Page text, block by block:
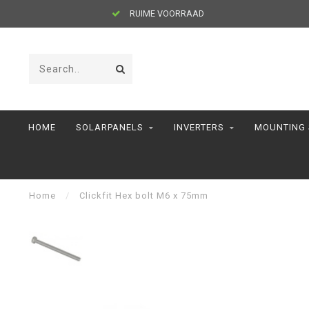
RUIME VOORRAAD
HOME SOLARPANELS INVERTERS MOUNTING
Home / Clickfit Hex bolt M6 x 75mm